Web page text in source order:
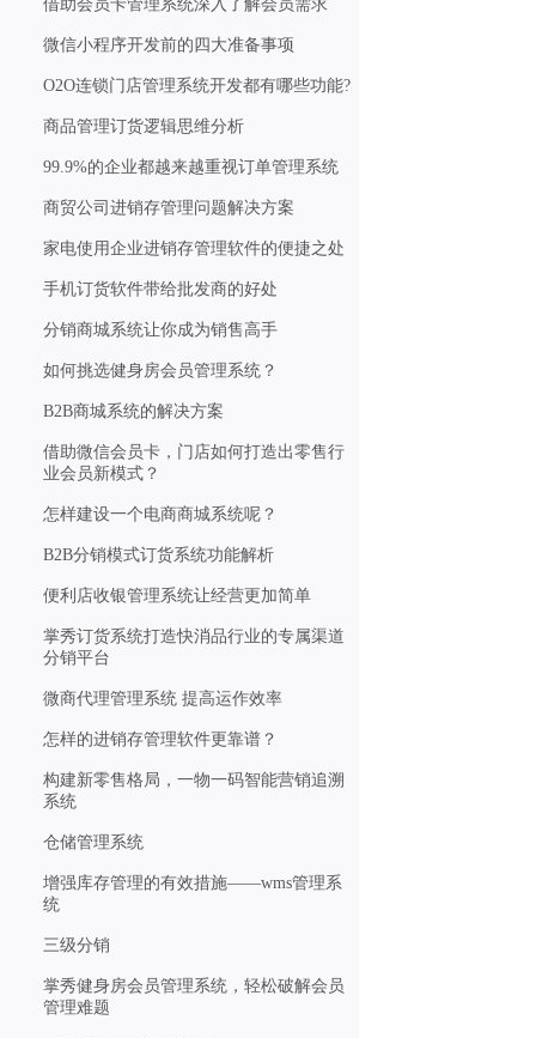
借助会员卡管理系统深入了解会员需求
微信小程序开发前的四大准备事项
O2O连锁门店管理系统开发都有哪些功能?
商品管理订货逻辑思维分析
99.9%的企业都越来越重视订单管理系统
商贸公司进销存管理问题解决方案
家电使用企业进销存管理软件的便捷之处
手机订货软件带给批发商的好处
分销商城系统让你成为销售高手
如何挑选健身房会员管理系统？
B2B商城系统的解决方案
借助微信会员卡，门店如何打造出零售行
业会员新模式？
怎样建设一个电商商城系统呢？
B2B分销模式订货系统功能解析
便利店收银管理系统让经营更加简单
掌秀订货系统打造快消品行业的专属渠道
分销平台
微商代理管理系统 提高运作效率
怎样的进销存管理软件更靠谱？
构建新零售格局，一物一码智能营销追溯
系统
仓储管理系统
增强库存管理的有效措施——wms管理系
统
三级分销
掌秀健身房会员管理系统，轻松破解会员
管理难题